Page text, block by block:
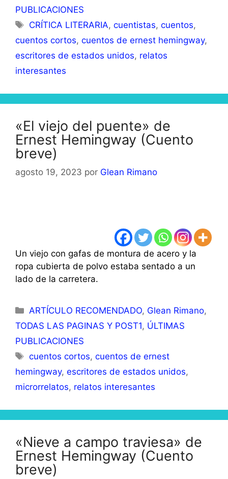
PUBLICACIONES
Etiquetas
CRÍTICA LITERARIA,cuentistas,cuentos,
cuentos cortos, cuentos de ernest hemingway,
escritores de estados unidos, relatos
interesantes
«El viejo del puente» de
Ernest Hemingway (Cuento
breve)
agosto 19, 2023 por Glean Rimano
Un viejo con gafas de montura de acero y la
ropa cubierta de polvo estaba sentado a un
lado de la carretera.
Categorías
ARTÍCULO RECOMENDADO, Glean Rimano,
TODAS LAS PAGINAS Y POST1, ÚLTIMAS
PUBLICACIONES
Etiquetas
cuentos cortos,cuentos de ernest
hemingway, escritores de estados unidos,
microrrelatos, relatos interesantes
«Nieve a campo traviesa» de
Ernest Hemingway (Cuento
breve)